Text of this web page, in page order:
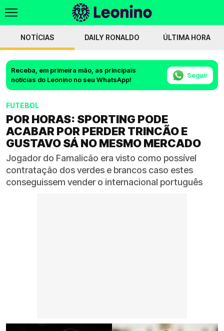
NOTÍCIAS DAILY RONALDO ÚLTIMA HORA
Receba, em primeira mão, as principais
notícias do Leonino no seu WhatsApp!
Seguir
FUTEBOL
POR HORAS: SPORTING PODE
ACABAR POR PERDER TRINCÃO E
GUSTAVO SÁ NO MESMO MERCADO
Jogador do Famalicão era visto como possível
contratação dos verdes e brancos caso estes
conseguissem vender o internacional português